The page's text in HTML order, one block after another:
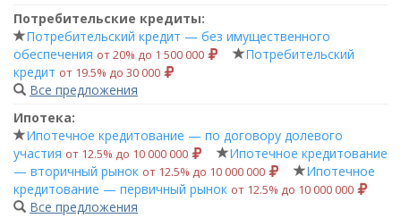
Потребительские кредиты:
Потребительский кредит — без имущественного
обеспечения от 20% до 1 500 000
Потребительский
кредит от 19.5% до 30 000
Все предложения
Ипотека:
Ипотечное кредитование — по договору долевого
участия от 12.5% до 10 000 000
Ипотечное кредитование
— вторичный рынок от 12.5% до 10 000 000
Ипотечное
кредитование — первичный рынок от 12.5% до 10 000 000
Все предложения